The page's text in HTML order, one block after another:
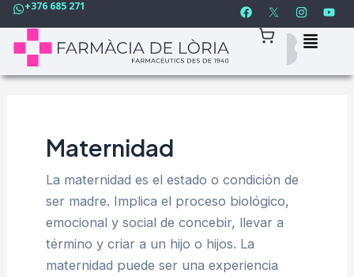
al
contenido
+376 685 271 F
a
c
o
I
n
s
t
a
r
Y
o
u
e
Maternidad
La maternidad es el estado o condición de
ser madre. Implica el proceso biológico,
emocional y social de concebir, llevar a
término y criar a un hijo o hijos. La
maternidad puede ser una experiencia